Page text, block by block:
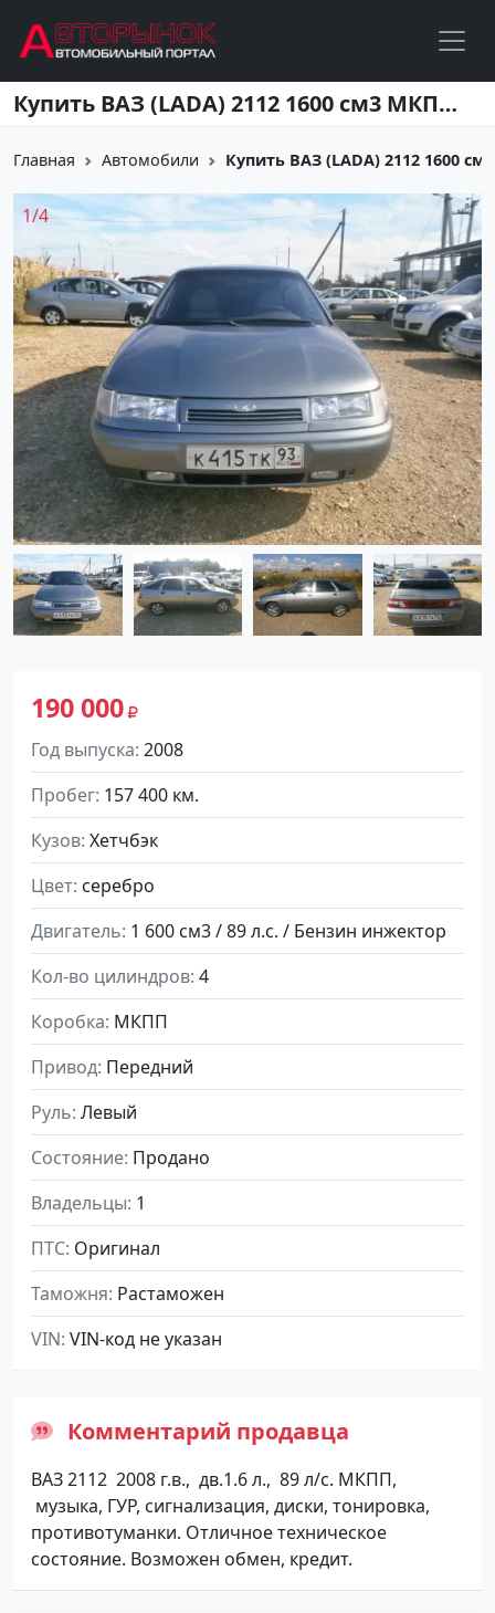
Перейти к основному содержанию Купить ВАЗ (LADA) 2112 1600 см3 МКПП (89 л.с.) Бензин инжектор в Усть-Лабинск: цвет серебро Хетчбэк 2008 года по цене 190000 рублей, объявление №2075 на сайте Авторынок23
Главная Автомобили Купить ВАЗ (LADA) 2112 1600
190 000
Год выпуска 2008
Пробег 157 400 км.
Кузов Хетчбэк
Цвет серебро
Двигатель 1 600 см3 / 89 л.с. / Бензин инжектор
Кол-во цилиндров 4
Коробка МКПП
Привод Передний
Руль Левый
Состояние Продано
Владельцы 1
ПТС Оригинал
Таможня Растаможен
VIN VIN-код не указан
1/4
Комментарий продавца
ВАЗ 2112 2008 г.в., дв.1.6 л., 89 л/с. МКПП,
музыка, ГУР, сигнализация, диски, тонировка,
противотуманки. Отличное техническое
состояние. Возможен обмен, кредит.